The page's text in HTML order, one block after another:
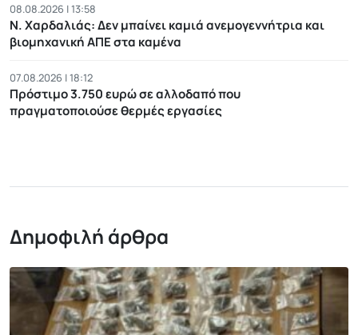
08.08.2026 | 13:58
Ν. Χαρδαλιάς: Δεν μπαίνει καμιά ανεμογεννήτρια και
βιομηχανική ΑΠΕ στα καμένα
07.08.2026 | 18:12
Πρόστιμο 3.750 ευρώ σε αλλοδαπό που
πραγματοποιούσε θερμές εργασίες
Δημοφιλή άρθρα